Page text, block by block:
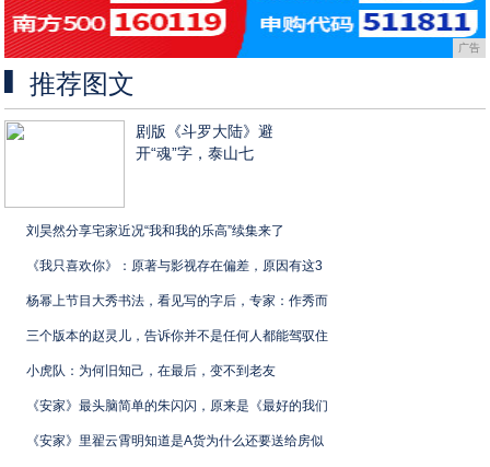
广告
推荐图文
剧版《斗罗大陆》避
开“魂”字，泰山七
刘昊然分享宅家近况“我和我的乐高”续集来了
《我只喜欢你》：原著与影视存在偏差，原因有这3
杨幂上节目大秀书法，看见写的字后，专家：作秀而
三个版本的赵灵儿，告诉你并不是任何人都能驾驭住
小虎队：为何旧知己，在最后，变不到老友
《安家》最头脑简单的朱闪闪，原来是《最好的我们
《安家》里翟云霄明知道是A货为什么还要送给房似